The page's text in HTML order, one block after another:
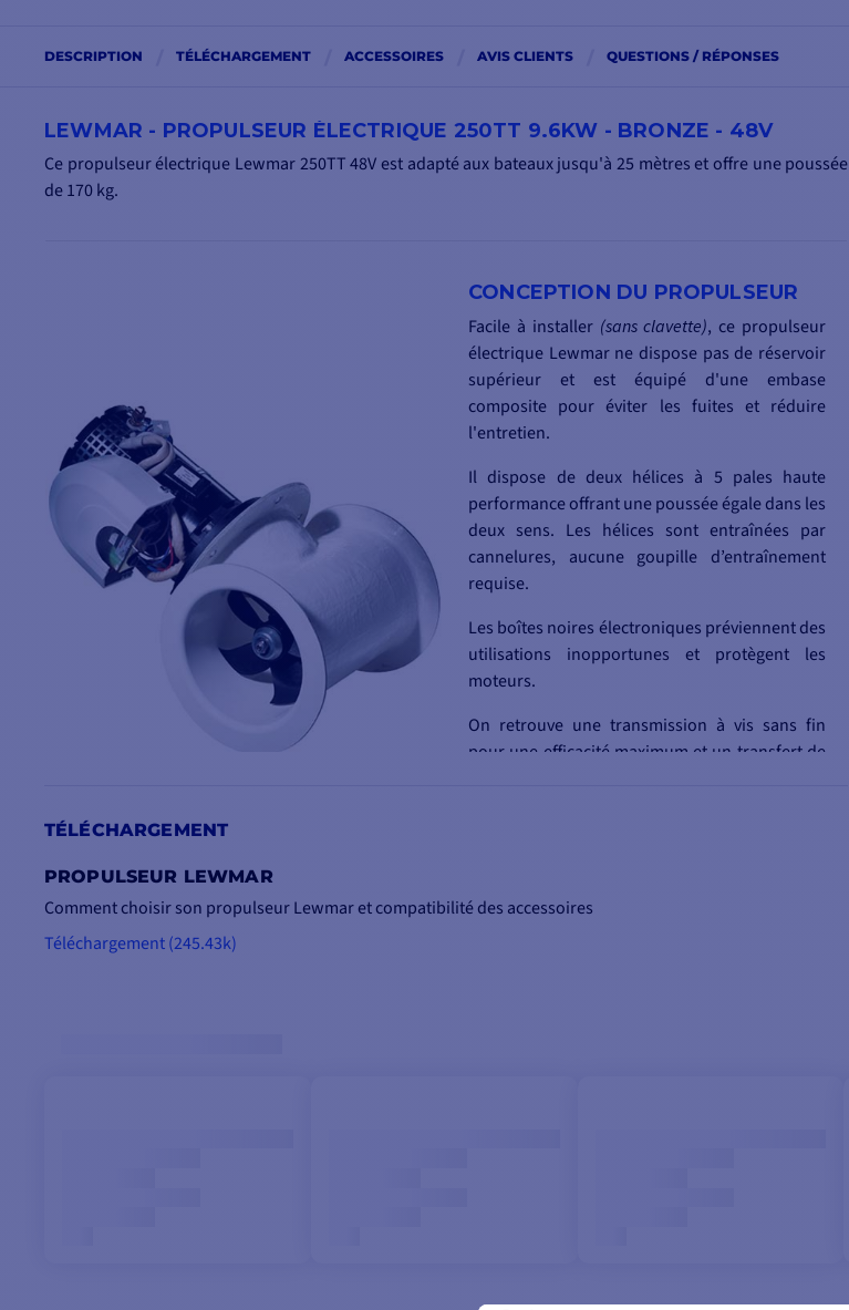
DESCRIPTION TÉLÉCHARGEMENT ACCESSOIRES AVIS CLIENTS QUESTIONS / RÉPONSES
LEWMAR - PROPULSEUR ÉLECTRIQUE 250TT 9.6KW - BRONZE - 48V
Ce propulseur électrique Lewmar 250TT 48V est adapté aux bateaux jusqu'à 25 mètres et offre une poussée
de 170 kg.
CONCEPTION DU PROPULSEUR
Facile à installer (sans clavette), ce propulseur
électrique Lewmar ne dispose pas de réservoir
supérieur et est équipé d'une embase
composite pour éviter les fuites et réduire
l'entretien.
Il dispose de deux hélices à 5 pales haute
performance offrant une poussée égale dans les
deux sens. Les hélices sont entraînées par
cannelures, aucune goupille d’entraînement
requise.
Les boîtes noires électroniques préviennent des
utilisations inopportunes et protègent les
moteurs.
On retrouve une transmission à vis sans fin
pour une efficacité maximum et un transfert de
TÉLÉCHARGEMENT
PROPULSEUR LEWMAR
Comment choisir son propulseur Lewmar et compatibilité des accessoires
Téléchargement (245.43k)